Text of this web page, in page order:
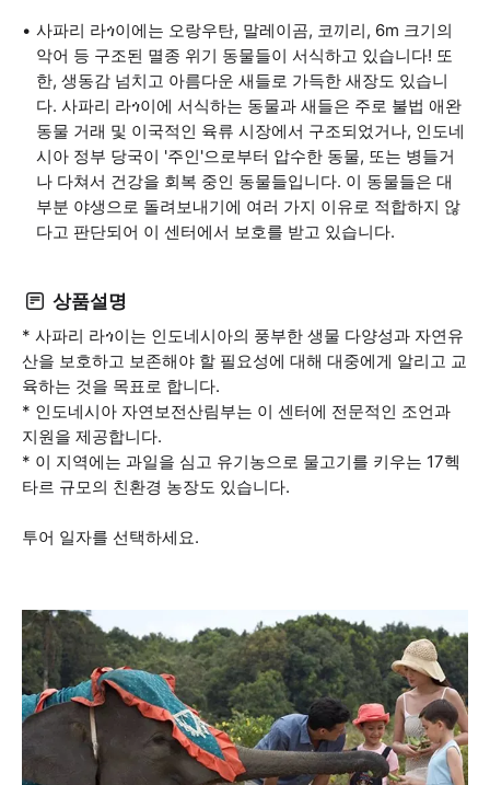
사파리 라ጎ이에는 오랑우탄, 말레이곰, 코끼리, 6m 크기의
악어 등 구조된 멸종 위기 동물들이 서식하고 있습니다! 또
한, 생동감 넘치고 아름다운 새들로 가득한 새장도 있습니
다. 사파리 라ጎ이에 서식하는 동물과 새들은 주로 불법 애완
동물 거래 및 이국적인 육류 시장에서 구조되었거나, 인도네
시아 정부 당국이 '주인'으로부터 압수한 동물, 또는 병들거
나 다쳐서 건강을 회복 중인 동물들입니다. 이 동물들은 대
부분 야생으로 돌려보내기에 여러 가지 이유로 적합하지 않
다고 판단되어 이 센터에서 보호를 받고 있습니다.
상품설명
* 사파리 라ጎ이는 인도네시아의 풍부한 생물 다양성과 자연유
산을 보호하고 보존해야 할 필요성에 대해 대중에게 알리고 교
육하는 것을 목표로 합니다.
* 인도네시아 자연보전산림부는 이 센터에 전문적인 조언과
지원을 제공합니다.
* 이 지역에는 과일을 심고 유기농으로 물고기를 키우는 17헥
타르 규모의 친환경 농장도 있습니다.
투어 일자를 선택하세요.